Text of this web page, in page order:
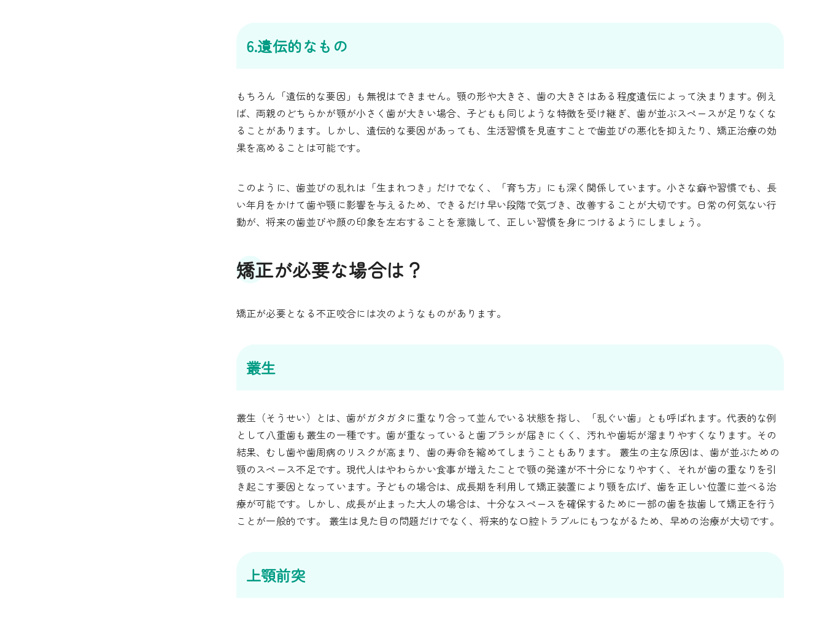
6.遺伝的なもの
もちろん「遺伝的な要因」も無視はできません。顎の形や大きさ、歯の大きさはある程度遺伝によって決まります。例え
ば、両親のどちらかが顎が小さく歯が大きい場合、子どもも同じような特徴を受け継ぎ、歯が並ぶスペースが足りなくな
ることがあります。しかし、遺伝的な要因があっても、生活習慣を見直すことで歯並びの悪化を抑えたり、矯正治療の効
果を高めることは可能です。
このように、歯並びの乱れは「生まれつき」だけでなく、「育ち方」にも深く関係しています。小さな癖や習慣でも、長
い年月をかけて歯や顎に影響を与えるため、できるだけ早い段階で気づき、改善することが大切です。日常の何気ない行
動が、将来の歯並びや顔の印象を左右することを意識して、正しい習慣を身につけるようにしましょう。
矯正が必要な場合は？
矯正が必要となる不正咬合には次のようなものがあります。
叢生
叢生（そうせい）とは、歯がガタガタに重なり合って並んでいる状態を指し、「乱ぐい歯」とも呼ばれます。代表的な例
として八重歯も叢生の一種です。歯が重なっていると歯ブラシが届きにくく、汚れや歯垢が溜まりやすくなります。その
結果、むし歯や歯周病のリスクが高まり、歯の寿命を縮めてしまうこともあります。 叢生の主な原因は、歯が並ぶための
顎のスペース不足です。現代人はやわらかい食事が増えたことで顎の発達が不十分になりやすく、それが歯の重なりを引
き起こす要因となっています。子どもの場合は、成長期を利用して矯正装置により顎を広げ、歯を正しい位置に並べる治
療が可能です。しかし、成長が止まった大人の場合は、十分なスペースを確保するために一部の歯を抜歯して矯正を行う
ことが一般的です。 叢生は見た目の問題だけでなく、将来的な口腔トラブルにもつながるため、早めの治療が大切です。
上顎前突